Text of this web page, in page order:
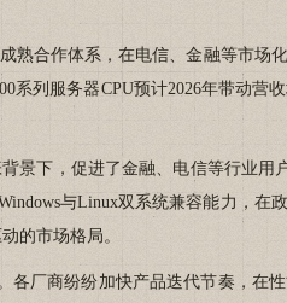
合作体系，在电信、金融等市场
列服务器CPU预计2026年带动营
下，促进了金融、电信等行业用
与Linux双系统兼容能力，在
的市场格局。
厂商纷纷加快产品迭代节奏，在